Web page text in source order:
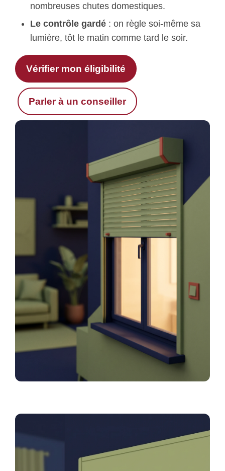
nombreuses chutes domestiques.
Le contrôle gardé : on règle soi-même sa
lumière, tôt le matin comme tard le soir.
Vérifier mon éligibilité
Parler à un conseiller